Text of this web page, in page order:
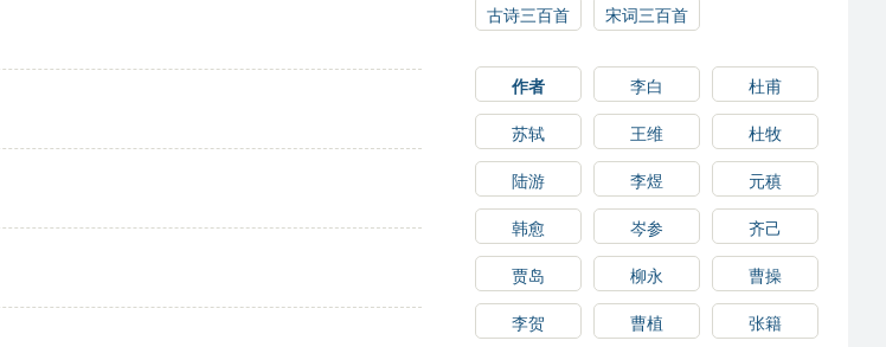
古诗三百首
宋词三百首
作者 李白
杜甫
苏轼
王维
杜牧
陆游
李煜
元稹
韩愈
岑参
齐己
贾岛
柳永
曹操
李贺
曹植
张籍